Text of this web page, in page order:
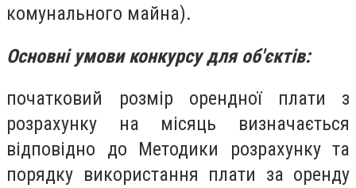
комунального майна).
Основні умови конкурсу для об'єктів:
початковий розмір орендної плати з
розрахунку на місяць визначається
відповідно до Методики розрахунку та
порядку використання плати за оренду